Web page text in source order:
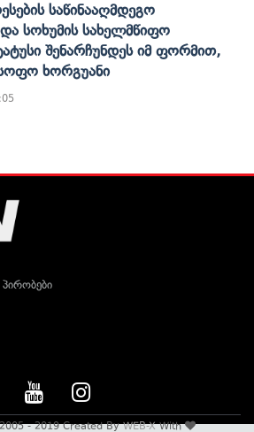
Საწინააღმდეგო
Სოხუმის Სახელმწიფო
Შენარჩუნდეს Იმ Ფორმით,
Ხორგუანი
პირობები
- 2019 Created ByWEB-XWith